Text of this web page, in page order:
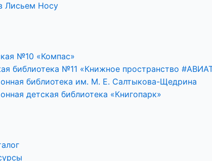
Лисьем Носу
№10 «Компас»
библиотека №11 «Книжное пространство
библиотека им. М. Е. Салтыкова-Щедрина
детская библиотека «Книгопарк»